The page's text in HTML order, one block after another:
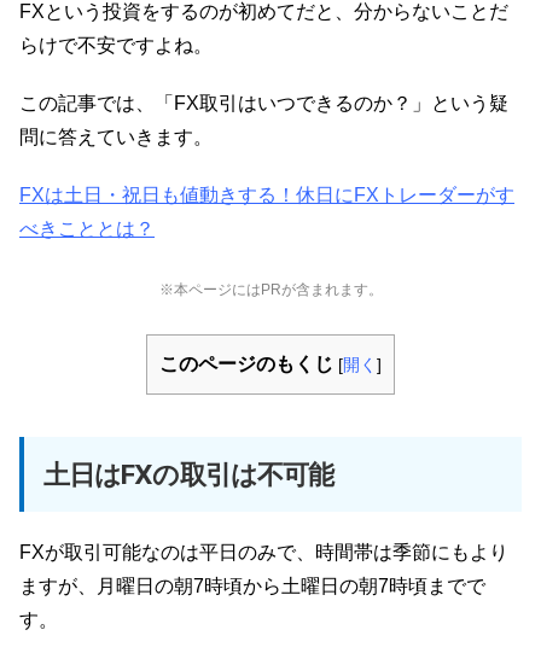
FXという投資をするのが初めてだと、分からないことだ
らけで不安ですよね。
この記事では、「FX取引はいつできるのか？」という疑
問に答えていきます。
FXは土日・祝日も値動きする！休日にFXトレーダーがす
べきこととは？
※本ページにはPRが含まれます。
このページのもくじ [開く ]
土日はFXの取引は不可能
FXが取引可能なのは平日のみで、時間帯は季節にもより
ますが、月曜日の朝7時頃から土曜日の朝7時頃までで
す。